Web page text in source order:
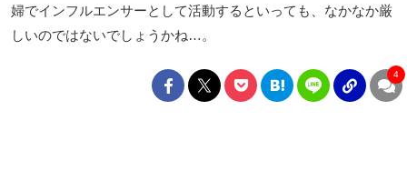
婦でインフルエンサーとして活動するといっても、なかなか厳
しいのではないでしょうかね…。
4